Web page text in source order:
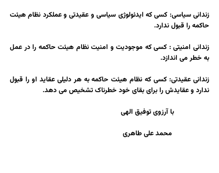
زندانی سیاسی: کسی که ایدئولوژی سیاسی و عقیدتی و عملکرد نظام هیئت
حاکمه را قبول ندارد.
زندانی امنیتی : کسی که موجودیت و امنیت نظام هیئت حاکمه را در عمل
به خطر می اندازد.
زندانی عقیدتی: کسی که نظام هیئت حاکمه به هر دلیلی عقاید او را قبول
ندارد و عقایدش را برای بقای خود خطرناک تشخیص می دهد.
با آرزوی توفیق الهی
محمد علی طاهری